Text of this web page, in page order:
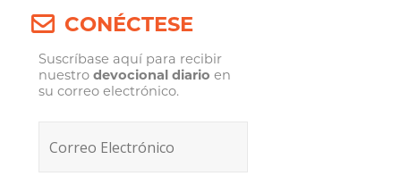
CONÉCTESE
Suscríbase aquí para recibir
nuestrodevocional diario en
su correo electrónico.